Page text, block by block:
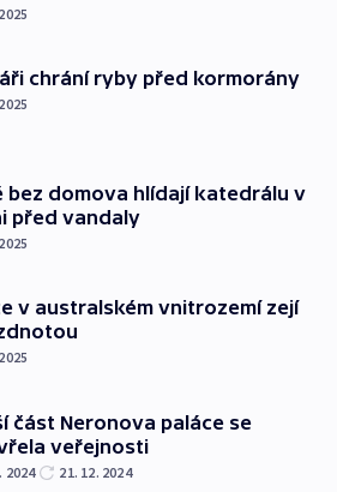
chrání ryby před kormorány
bez domova hlídají katedrálu v
před vandaly
v australském vnitrozemí zejí
část Neronova paláce se
veřejnosti
2024 21. 12. 2024